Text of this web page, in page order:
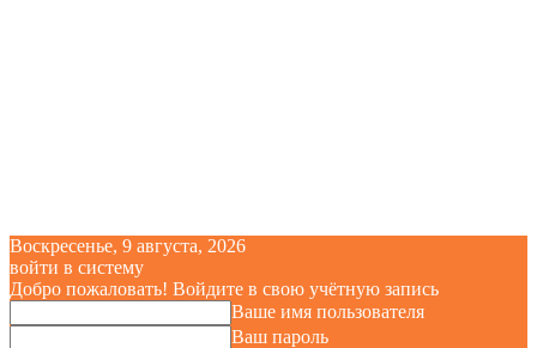
Воскресенье, 9 августа, 2026
войти в систему
Добро пожаловать! Войдите в свою учётную запись
Ваше имя пользователя
Ваш пароль